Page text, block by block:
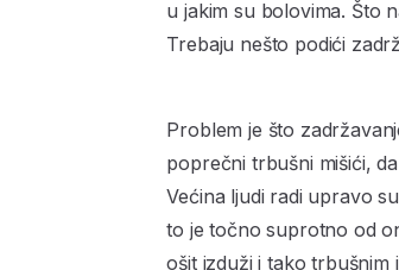
u jakim su bolovima. Što
Trebaju nešto podići
Problem je što
poprečni trbušni mišići,
Većina ljudi radi upravo
to je točno suprotno od
ošit izduži i tako trbušnim